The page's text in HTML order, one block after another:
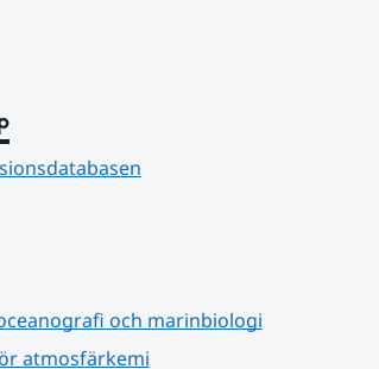
till annan webbplats.
och marinbiologi
atmosfärkemi